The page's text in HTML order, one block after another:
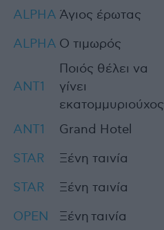
ALPHA Άγιος έρωτας
ALPHA Ο τιμωρός
ΑΝΤ1
Ποιός θέλει να
γίνει
εκατομμυριούχος
ANT1 Grand Hotel
STAR
Ξένη ταινία
STAR
Ξένη ταινία
OPEN
Ξένη ταινία